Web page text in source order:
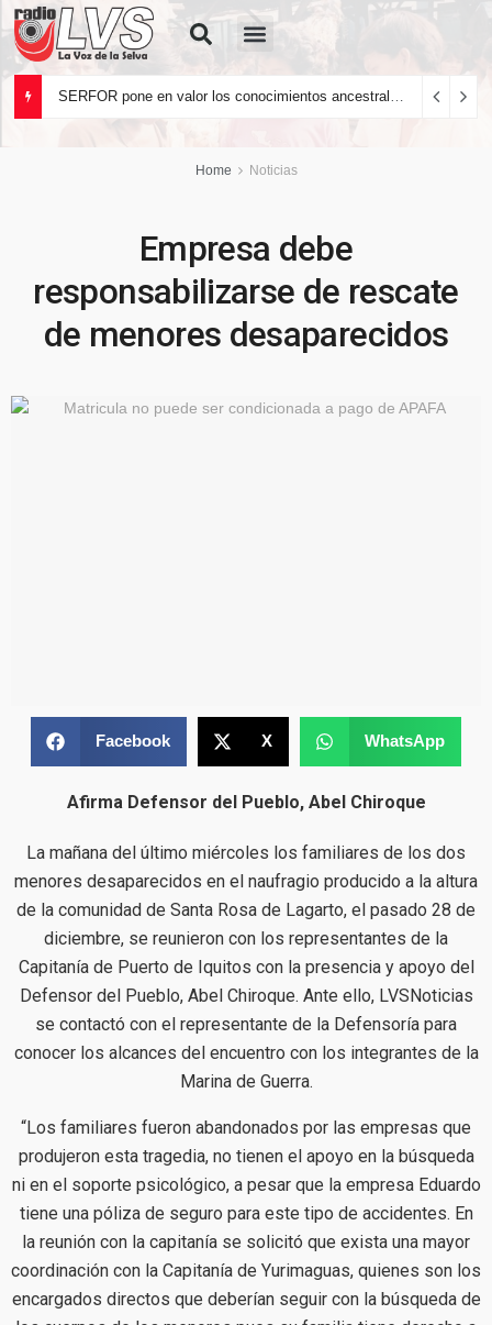
Home Noticias
Empresa debe
responsabilizarse de rescate
de menores desaparecidos
Facebook X WhatsApp
Afirma Defensor del Pueblo, Abel Chiroque
La mañana del último miércoles los familiares de los dos
menores desaparecidos en el naufragio producido a la altura
de la comunidad de Santa Rosa de Lagarto, el pasado 28 de
diciembre, se reunieron con los representantes de la
Capitanía de Puerto de Iquitos con la presencia y apoyo del
Defensor del Pueblo, Abel Chiroque. Ante ello, LVSNoticias
se contactó con el representante de la Defensoría para
conocer los alcances del encuentro con los integrantes de la
Marina de Guerra.
“Los familiares fueron abandonados por las empresas que
produjeron esta tragedia, no tienen el apoyo en la búsqueda
ni en el soporte psicológico, a pesar que la empresa Eduardo
tiene una póliza de seguro para este tipo de accidentes. En
la reunión con la capitanía se solicitó que exista una mayor
coordinación con la Capitanía de Yurimaguas, quienes son los
encargados directos que deberían seguir con la búsqueda de